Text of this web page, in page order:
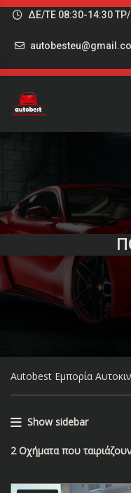
ΔΕ/ΤΕ 08:30-14:30
Autobest Εμπορία
Show sidebar
2 Οχήματα που